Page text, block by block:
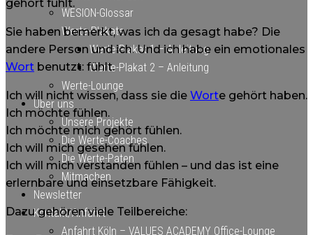
WESION-Glossar
Werte-Plakate
Werte-Plakat 1 – Anleitung
Werte-Plakat 2 – Anleitung
Werte-Lounge
Über uns
Unsere Projekte
Die Werte-Coaches
Die Werte-Paten
Mitmachen
Newsletter
Kontakt/Anfahrt
Anfahrt Köln – VALUES ACADEMY Office-Lounge
gehört fühlt.
Sie haben bemerkt, was ich da gesagt habe? Die
andere Person und ich. Und ich habe ein emotionales
Wort benutzt: fühlt.
Ich will nicht wissen, dass sie die Worte gehört haben.
Ich möchte fühlen.
Ich möchte mich gehört fühlen.
Ich will mich gesehen fühlen.
Ich will mich verstanden fühlen – und das ist eine
erlernbare und einsetzbare Fähigkeit.
Dazu gehören viele Teilbereiche: